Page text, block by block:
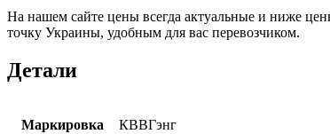
На нашем сайте цены всегда актуальные и ниже
точку Украины, удобным для вас перевозчиком.
Детали
Маркировка КВВГэнг